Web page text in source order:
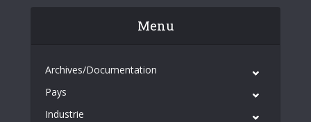
Menu
Archives/Documentation
Pays
Industrie